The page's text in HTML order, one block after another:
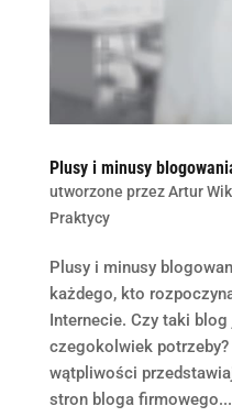
Plusy i minusy
utworzone przezArtur
Praktycy
Plusy i minusy
każdego, kto
Internecie. Czy taki
czegokolwiek
wątpliwości
stron bloga